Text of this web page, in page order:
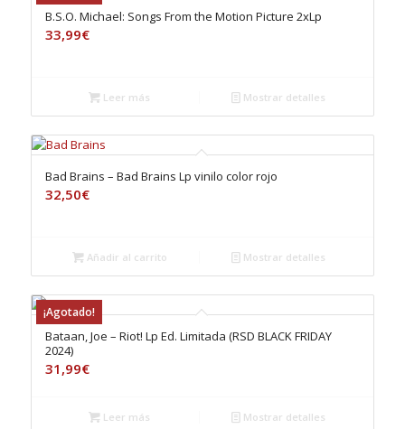
B.S.O. Michael: Songs From the Motion Picture 2xLp
33,99€
Leer más Mostrar detalles
Bad Brains – Bad Brains Lp vinilo color rojo
32,50€
Añadir al carrito Mostrar detalles
¡Agotado!
Bataan, Joe – Riot! Lp Ed. Limitada (RSD BLACK FRIDAY
2024)
31,99€
Leer más Mostrar detalles